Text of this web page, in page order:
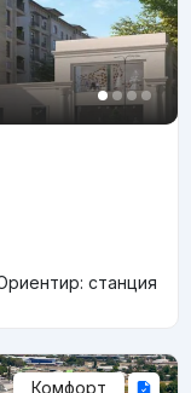
станция
Комфорт